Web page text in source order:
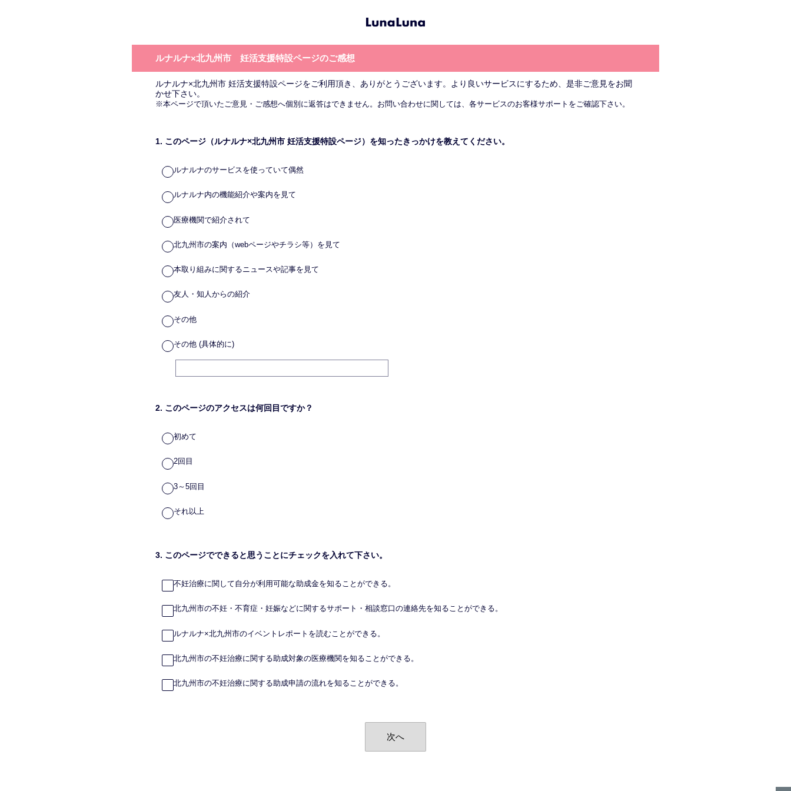
ルナルナ×北九州市 妊活支援特設ページのご感想
ルナルナ×北九州市 妊活支援特設ページをご利用頂き、ありがとうございます。より良いサービスにするため、是非ご意見をお聞
かせ下さい。
※本ページで頂いたご意見・ご感想へ個別に返答はできません。お問い合わせに関しては、各サービスのお客様サポートをご確認下さい。
1. このページ（ルナルナ×北九州市 妊活支援特設ページ）を知ったきっかけを教えてください。
ルナルナのサービスを使っていて偶然
ルナルナ内の機能紹介や案内を見て
医療機関で紹介されて
北九州市の案内（webページやチラシ等）を見て
本取り組みに関するニュースや記事を見て
友人・知人からの紹介
その他
その他 (具体的に)
2. このページのアクセスは何回目ですか？
初めて
2回目
3～5回目
それ以上
3. このページでできると思うことにチェックを入れて下さい。
不妊治療に関して自分が利用可能な助成金を知ることができる。
北九州市の不妊・不育症・妊娠などに関するサポート・相談窓口の連絡先を知ることができる。
ルナルナ×北九州市のイベントレポートを読むことができる。
北九州市の不妊治療に関する助成対象の医療機関を知ることができる。
北九州市の不妊治療に関する助成申請の流れを知ることができる。
次へ